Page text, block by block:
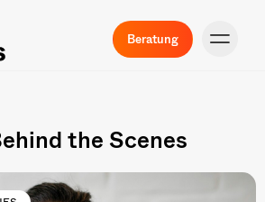
Beratung
the Scenes